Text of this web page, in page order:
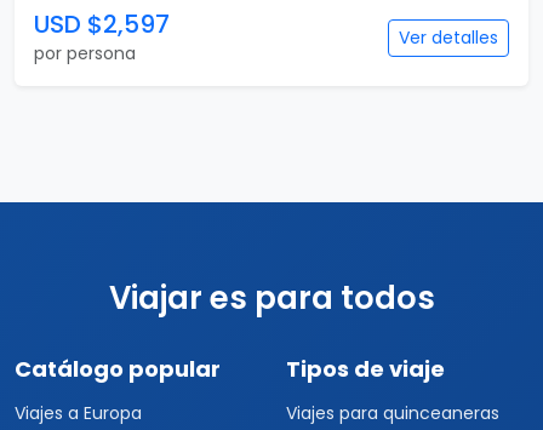
USD $2,597
por persona
Ver detalles
Viajar es para todos
Catálogo popular
Viajes a Europa
Tipos de viaje
Viajes para quinceaneras